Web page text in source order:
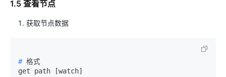
1.5 查看节点
获取节点数据
# 格式